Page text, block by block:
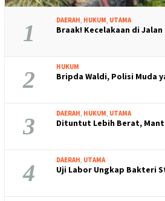
1 DAERAH HUKUM UTAMA
Braak! Kecelakaan di
2 HUKUM
Bripda Waldi, Polisi Muda
3 DAERAH HUKUM UTAMA
Dituntut Lebih Berat,
4 DAERAH UTAMA
Uji Labor Ungkap Bakteri